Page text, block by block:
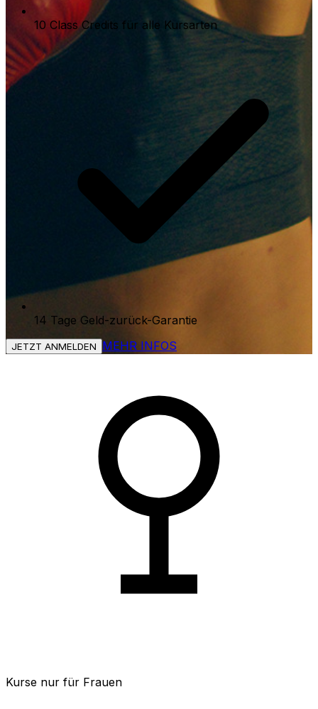
10 Class Credits für alle Kursarten
14 Tage Geld-zurück-Garantie
JETZT ANMELDEN MEHR INFOS
Kurse nur für Frauen